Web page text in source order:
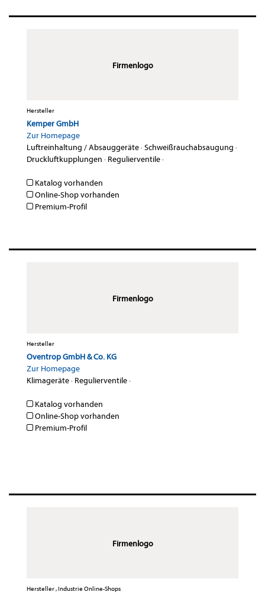
Firmenlogo
Hersteller
Kemper GmbH
Zur Homepage
Luftreinhaltung / Absauggeräte·Schweißrauchabsaugung ·
Druckluftkupplungen · Regulierventile·
Katalog vorhanden
Online-Shop vorhanden
Premium-Profil
Firmenlogo
Hersteller
Oventrop GmbH & Co. KG
Zur Homepage
Klimageräte· Regulierventile·
Katalog vorhanden
Online-Shop vorhanden
Premium-Profil
Firmenlogo
Hersteller , Industrie Online-Shops